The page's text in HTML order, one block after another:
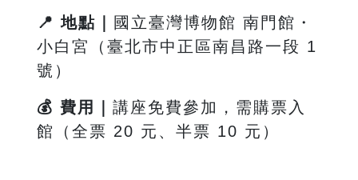
📍 地點｜
國立臺灣博物館 南門館・
小白宮（臺北市中正區南昌路一段 1
號）
💰 費用｜ 講座免費參加，需購票入
館（全票 20 元、半票 10 元）